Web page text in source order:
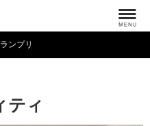
ンプリ
ティ